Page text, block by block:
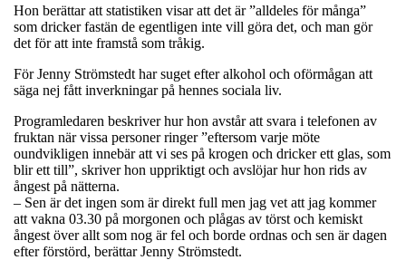
Hon berättar att statistiken visar att det är ”alldeles för många”
som dricker fastän de egentligen inte vill göra det, och man gör
det för att inte framstå som tråkig.
För Jenny Strömstedt har suget efter alkohol och oförmågan att
säga nej fått inverkningar på hennes sociala liv.
Programledaren beskriver hur hon avstår att svara i telefonen av
fruktan när vissa personer ringer ”eftersom varje möte
oundvikligen innebär att vi ses på krogen och dricker ett glas, som
blir ett till”, skriver hon uppriktigt och avslöjar hur hon rids av
ångest på nätterna.
– Sen är det ingen som är direkt full men jag vet att jag kommer
att vakna 03.30 på morgonen och plågas av törst och kemiskt
ångest över allt som nog är fel och borde ordnas och sen är dagen
efter förstörd, berättar Jenny Strömstedt.